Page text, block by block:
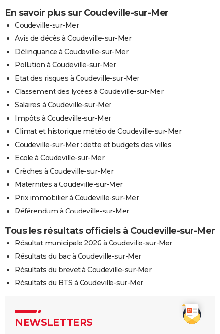
En savoir plus sur Coudeville-sur-Mer
Coudeville-sur-Mer
Avis de décès à Coudeville-sur-Mer
Délinquance à Coudeville-sur-Mer
Pollution à Coudeville-sur-Mer
Etat des risques à Coudeville-sur-Mer
Classement des lycées à Coudeville-sur-Mer
Salaires à Coudeville-sur-Mer
Impôts à Coudeville-sur-Mer
Climat et historique météo de Coudeville-sur-Mer
Coudeville-sur-Mer : dette et budgets des villes
Ecole à Coudeville-sur-Mer
Crèches à Coudeville-sur-Mer
Maternités à Coudeville-sur-Mer
Prix immobilier à Coudeville-sur-Mer
Référendum à Coudeville-sur-Mer
Tous les résultats officiels à Coudeville-sur-Mer
Résultat municipale 2026 à Coudeville-sur-Mer
Résultats du bac à Coudeville-sur-Mer
Résultats du brevet à Coudeville-sur-Mer
Résultats du BTS à Coudeville-sur-Mer
NEWSLETTERS